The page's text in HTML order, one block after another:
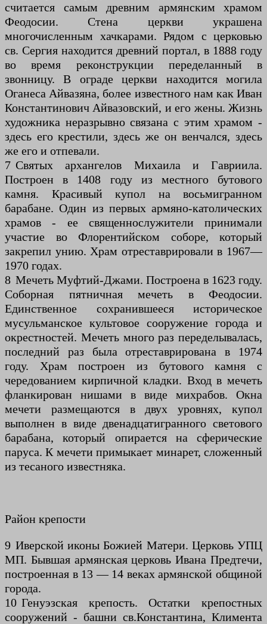
считается самым древним армянским храмом
Феодосии. Стена церкви украшена
многочисленным хачкарами. Рядом с церковью
св. Сергия находится древний портал, в 1888 году
во время реконструкции переделанный в
звонницу. В ограде церкви находится могила
Оганеса Айвазяна, более известного нам как Иван
Константинович Айвазовский, и его жены. Жизнь
художника неразрывно связана с этим храмом -
здесь его крестили, здесь же он венчался, здесь
же его и отпевали.
7 Святых архангелов Михаила и Гавриила.
Построен в 1408 году из местного бутового
камня. Красивый купол на восьмигранном
барабане. Один из первых армяно-католических
храмов - ее священнослужители принимали
участие во Флорентийском соборе, который
закрепил унию. Храм отреставрировали в 1967—
1970 годах.
8 Мечеть Муфтий-Джами. Построена в 1623 году.
Соборная пятничная мечеть в Феодосии.
Единственное сохранившееся историческое
мусульманское культовое сооружение города и
окрестностей. Мечеть много раз переделывалась,
последний раз была отреставрирована в 1974
году. Храм построен из бутового камня с
чередованием кирпичной кладки. Вход в мечеть
фланкирован нишами в виде михрабов. Окна
мечети размещаются в двух уровнях, купол
выполнен в виде двенадцатигранного светового
барабана, который опирается на сферические
паруса. К мечети примыкает минарет, сложенный
из тесаного известняка.
Район крепости
9 Иверской иконы Божией Матери. Церковь УПЦ
МП. Бывшая армянская церковь Ивана Предтечи,
построенная в 13 — 14 веках армянской общиной
города.
10 Генуэзская крепость. Остатки крепостных
сооружений - башни св.Константина, Климента